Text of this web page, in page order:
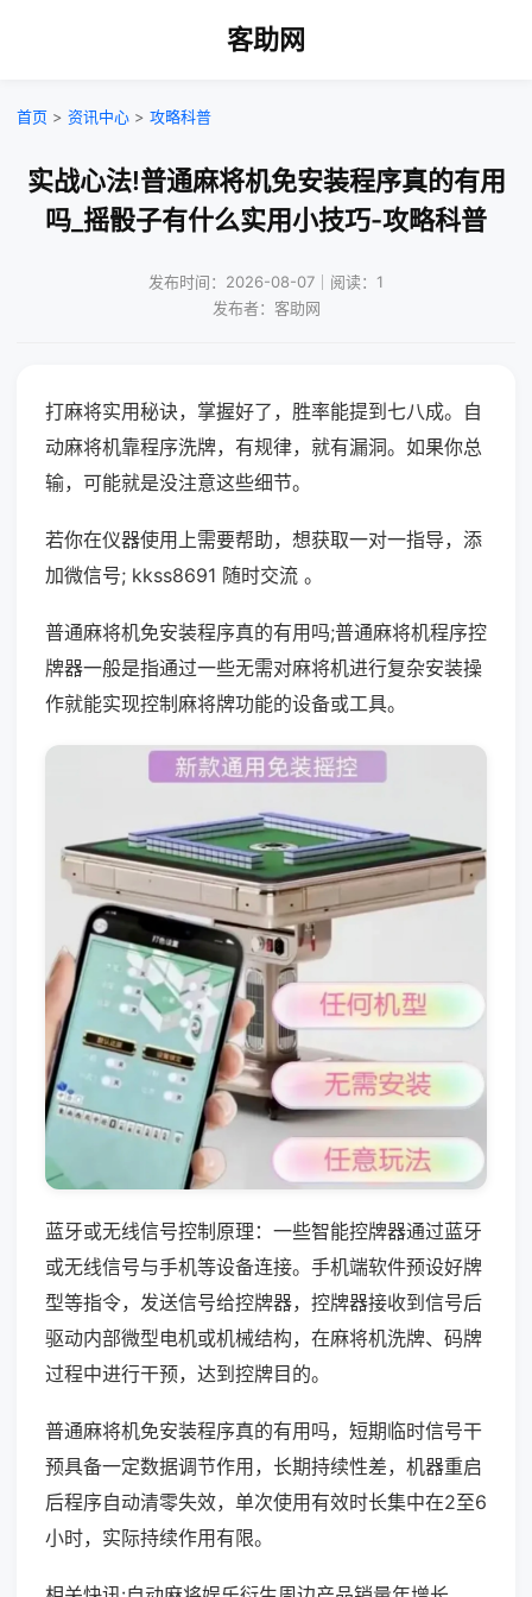
客助网
首页 > 资讯中心 > 攻略科普
实战心法!普通麻将机免安装程序真的有用
吗_摇骰子有什么实用小技巧-攻略科普
发布时间：2026-08-07｜阅读：1
发布者：客助网
打麻将实用秘诀，掌握好了，胜率能提到七八成。自
动麻将机靠程序洗牌，有规律，就有漏洞。如果你总
输，可能就是没注意这些细节。
若你在仪器使用上需要帮助，想获取一对一指导，添
加微信号; kkss8691 随时交流 。
普通麻将机免安装程序真的有用吗;普通麻将机程序控
牌器一般是指通过一些无需对麻将机进行复杂安装操
作就能实现控制麻将牌功能的设备或工具。
蓝牙或无线信号控制原理：一些智能控牌器通过蓝牙
或无线信号与手机等设备连接。手机端软件预设好牌
型等指令，发送信号给控牌器，控牌器接收到信号后
驱动内部微型电机或机械结构，在麻将机洗牌、码牌
过程中进行干预，达到控牌目的。
普通麻将机免安装程序真的有用吗，短期临时信号干
预具备一定数据调节作用，长期持续性差，机器重启
后程序自动清零失效，单次使用有效时长集中在2至6
小时，实际持续作用有限。